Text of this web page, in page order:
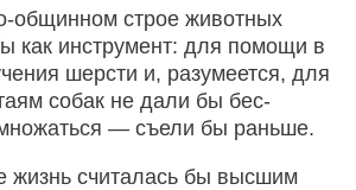
общинном строе животных
как инструмент: для помощи в
шерсти и, разумеется, для
собак не дали бы бес­
— съели бы раньше.
жизнь считалась бы высшим